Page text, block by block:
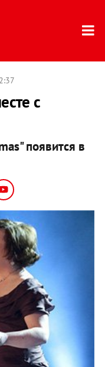
с
появится в